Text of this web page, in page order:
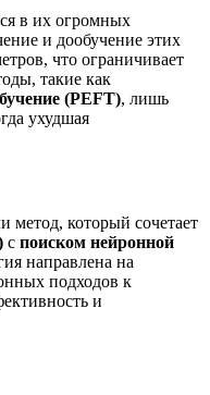
в их огромных
и дообучение этих
что ограничивает
такие как
(PEFT), лишь
ухудшая
метод, который сочетает
с поиском нейронной
направлена на
подходов к
и